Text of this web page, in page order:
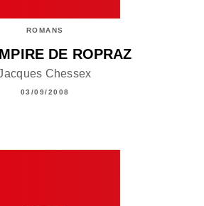
ROMANS
DE ROPRAZ
Chessex
03/09/2008